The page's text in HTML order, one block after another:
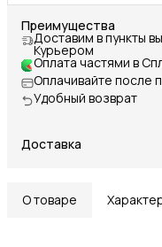
Преимущества
Доставим в пункты
Курьером
Оплата частями в
Оплачивайте после
Удобный возврат
Доставка
О товаре